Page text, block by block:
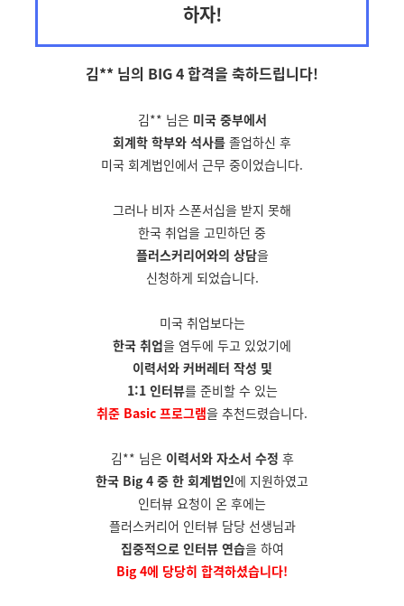
하자!
김** 님의 BIG 4 합격을 축하드립니다!
김** 님은 미국 중부에서
회계학 학부와 석사를 졸업하신 후
미국 회계법인에서 근무 중이었습니다.
그러나 비자 스폰서십을 받지 못해
한국 취업을 고민하던 중
플러스커리어와의 상담을
신청하게 되었습니다.
미국 취업보다는
한국 취업을 염두에 두고 있었기에
이력서와 커버레터 작성 및
1:1 인터뷰를 준비할 수 있는
취준 Basic 프로그램을 추천드렸습니다.
김** 님은 이력서와 자소서 수정 후
한국 Big 4 중 한 회계법인에 지원하였고
인터뷰 요청이 온 후에는
플러스커리어 인터뷰 담당 선생님과
집중적으로 인터뷰 연습을 하여
Big 4에 당당히 합격하셨습니다!